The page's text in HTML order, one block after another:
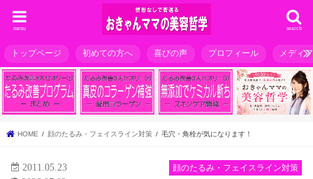
search
menu
トップページ 初めての方へ 喜びの声 プロフィール メディ
HOME 顔のたるみ・フェイスライン対策 毛穴・角栓が気になります！
顔のたるみ・フェイスライン対策
2011.05.23